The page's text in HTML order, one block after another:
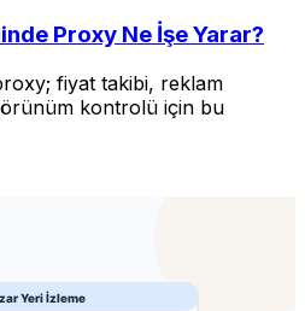
Proxy Ne İşe Yarar?
fiyat takibi, reklam
kontrolü için bu